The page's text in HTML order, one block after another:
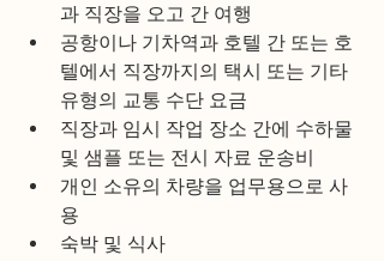
과 직장을 오고 간 여행
공항이나 기차역과 호텔 간 또는 호
텔에서 직장까지의 택시 또는 기타
유형의 교통 수단 요금
직장과 임시 작업 장소 간에 수하물
및 샘플 또는 전시 자료 운송비
개인 소유의 차량을 업무용으로 사
용
숙박 및 식사